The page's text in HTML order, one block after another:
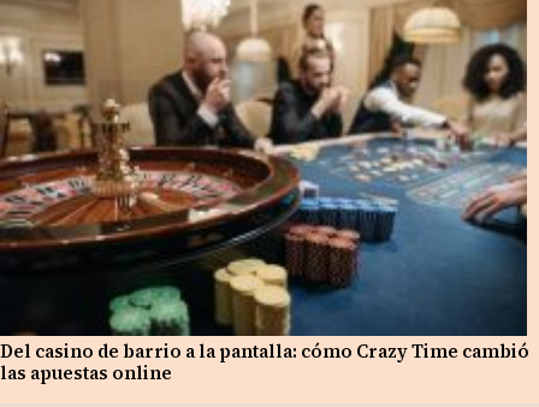
Del casino de barrio a la pantalla: cómo Crazy Time cambió
las apuestas online